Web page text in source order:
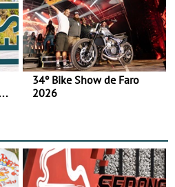
34º Bike Show de Faro
2026